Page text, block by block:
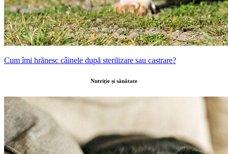
Cum îmi hrănesc câinele după sterilizare sau castrare?
Nutriție și sănătate